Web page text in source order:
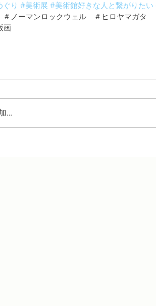
り #美術展 #美術館好きな人と繋がりたい
＃ノーマンロックウェル　＃ヒロヤマガタ
画
…